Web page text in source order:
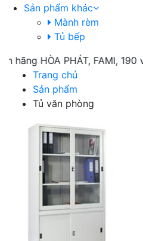
Sản phẩm khác
Mành rèm
Tủ bếp
PHÁT, FAMI, 190 với
Trang chủ
Sản phẩm
Tủ văn phòng